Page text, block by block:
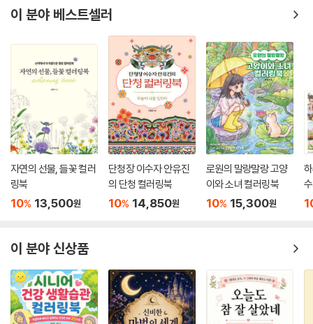
이 분야 베스트셀러
자연의 선물, 들꽃 컬러
링북
10% 13,500원
단청장 이수자 안유진
의 단청 컬러링북
10% 14,850원
로원의 말랑말랑 고양
이와 소녀 컬러링북
10% 15,300원
이 분야 신상품